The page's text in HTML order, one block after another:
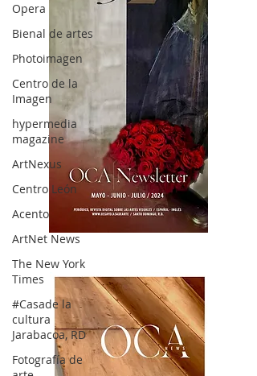
Opera
Bienal de artes
Photoimagen
Centro de la
Imagen
hypermedia
magazine
ArtNexus
Centro León
Acento
ArtNet News
The New York
Times
#Casade la
cultura
Jarabacoa, RD
Fotografía de
OCA|News 32/ Mayo-Junio-Julio, 2023